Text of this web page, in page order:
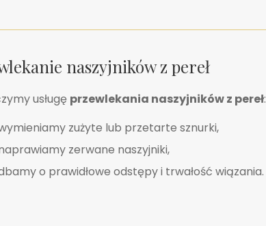
naszyjników z pereł
usługę przewlekania naszyjników z pereł:
zużyte lub przetarte sznurki,
zerwane naszyjniki,
o prawidłowe odstępy i trwałość wiązania.